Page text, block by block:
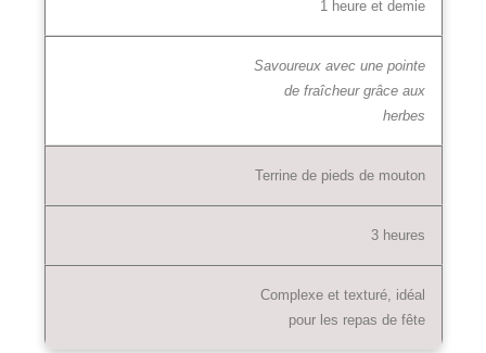
1 heure et demie
Savoureux avec une pointe
de fraîcheur grâce aux
herbes
Terrine de pieds de mouton
3 heures
Complexe et texturé, idéal
pour les repas de fête